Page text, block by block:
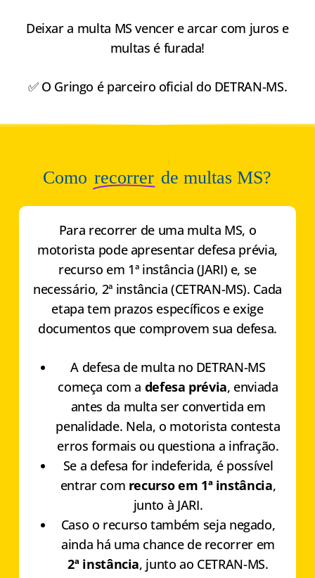
Deixar a multa MS vencer e arcar com juros e
multas é furada!
✅ O Gringo é parceiro oficial do DETRAN-MS.
Como recorrer de multas MS?
Para recorrer de uma multa MS, o
motorista pode apresentar defesa prévia,
recurso em 1ª instância (JARI) e, se
necessário, 2ª instância (CETRAN-MS). Cada
etapa tem prazos específicos e exige
documentos que comprovem sua defesa.
A defesa de multa no DETRAN-MS
começa com a defesa prévia, enviada
antes da multa ser convertida em
penalidade. Nela, o motorista contesta
erros formais ou questiona a infração.
Se a defesa for indeferida, é possível
entrar com recurso em 1ª instância,
junto à JARI.
Caso o recurso também seja negado,
ainda há uma chance de recorrer em
2ª instância, junto ao CETRAN-MS.